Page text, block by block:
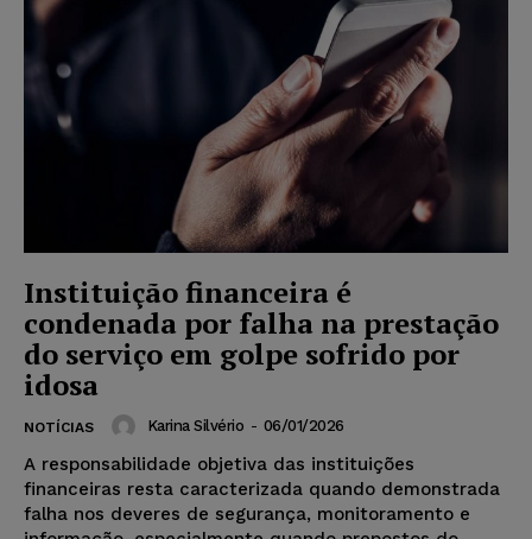
Instituição financeira é
condenada por falha na prestação
do serviço em golpe sofrido por
idosa
NOTÍCIAS Karina Silvério - 06/01/2026
A responsabilidade objetiva das instituições
financeiras resta caracterizada quando demonstrada
falha nos deveres de segurança, monitoramento e